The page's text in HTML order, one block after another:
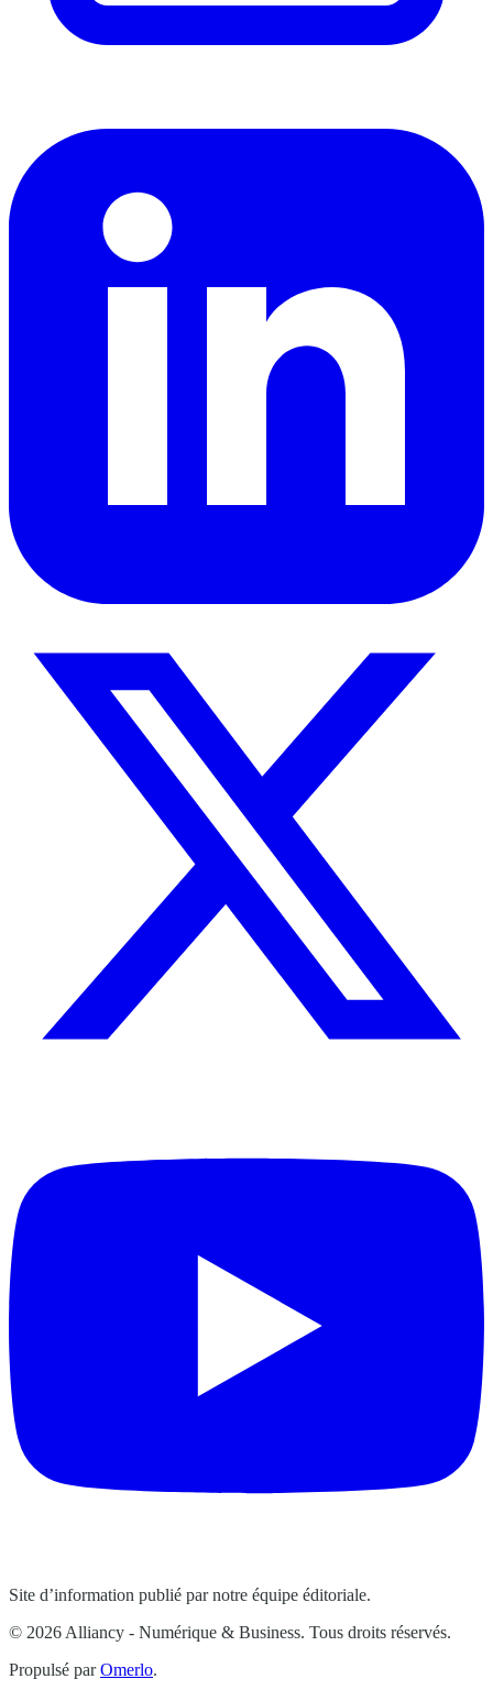
Site d’information publié par notre équipe éditoriale.
© 2026 Alliancy - Numérique & Business. Tous droits réservés.
Propulsé parOmerlo.